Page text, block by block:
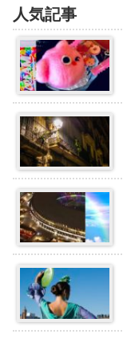
人気記事